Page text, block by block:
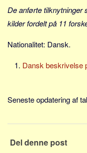
Redigering
Tekstannoncer
Bannere
De anførte tilknytninger
kilder fordelt på 11
Nationalitet: Dansk.
Dansk beskrivelse
Seneste opdatering af
Del denne post